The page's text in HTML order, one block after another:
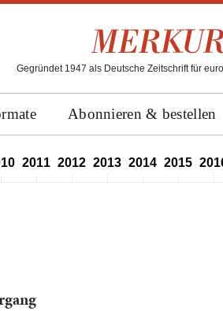
Gegründet 1947 als Deutsche Zeitschrift für
Abonnieren & bestellen
2011 2012 2013 2014 2015